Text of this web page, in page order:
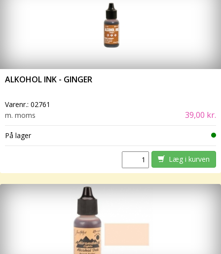
ALKOHOL INK - GINGER
Varenr.: 02761
m. moms
39,00 kr.
På lager
Læg i kurven